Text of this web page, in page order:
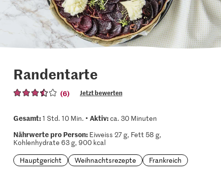
Randentarte
(6) Jetzt bewerten
Gesamt:1 Std. 10 Min. • Aktiv:ca. 30 Minuten
Nährwerte pro Person:Eiweiss 27 g, Fett 58 g,
Kohlenhydrate 63 g, 900 kcal
Hauptgericht
Weihnachtsrezepte Frankreich